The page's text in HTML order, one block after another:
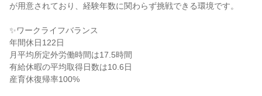
が用意されており、経験年数に関わらず挑戦できる環境です。
✨ワークライフバランス
年間休日122日
月平均所定外労働時間は17.5時間
有給休暇の平均取得日数は10.6日
産育休復帰率100%